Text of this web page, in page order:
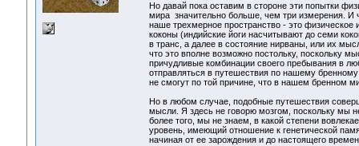
Но давай пока оставим в стороне эти попытки
мира значительно больше, чем три измерения. И
наше трехмерное пространство - это
коконы (индийские йоги насчитывают до семи
в транс, а далее в состояние нирваны, или их
что это вполне возможно постольку, поскольку
причудливые комбинации своего пребывания в
отправляться в путешествия по нашему
не смогут по той причине, что в нашем бренном
Но в любом случае, подобные путешествия
мысли. Я здесь не говорю мозгом, поскольку мы
более того, мы не знаем, в какой степени
уровень, имеющий отношение к генетической
начиная от ее зарождения и до настоящего